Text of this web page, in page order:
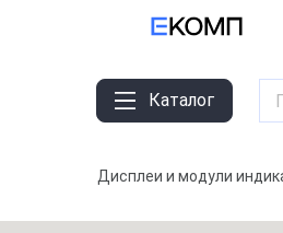
Каталог
Дисплеи и модули